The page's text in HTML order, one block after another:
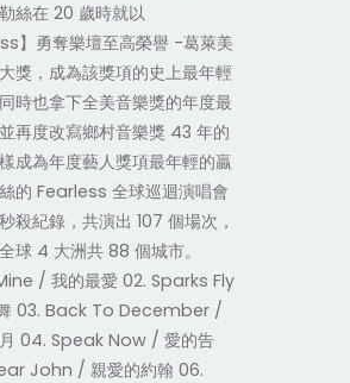
絲在 20 歲時就以
】勇奪樂壇至高榮譽 -葛萊美
獎，成為該獎項的史上最年輕
時也拿下全美音樂獎的年度最
再度改寫鄉村音樂獎 43 年的
成為年度藝人獎項最年輕的贏
的 Fearless 全球巡迴演唱會
殺紀錄，共演出 107 個場次，
球 4 大洲共 88 個城市。
/ 我的最愛 02. Sparks Fly
03. Back To December /
04. Speak Now / 愛的告
John / 親愛的約翰 06.